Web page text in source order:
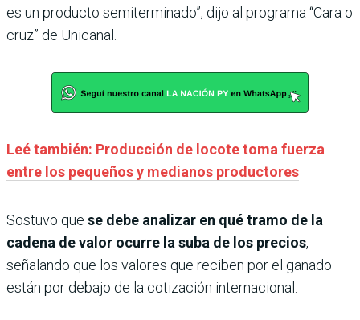
es un producto semiterminado”, dijo al programa “Cara o
cruz” de Unicanal.
Leé también: Producción de locote toma fuerza
entre los pequeños y medianos productores
Sostuvo que se debe analizar en qué tramo de la
cadena de valor ocurre la suba de los precios,
señalando que los valores que reciben por el ganado
están por debajo de la cotización internacional.